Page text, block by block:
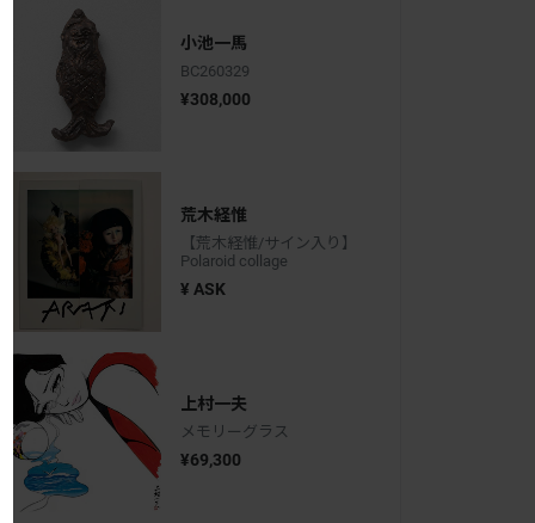
小池一馬
BC260329
¥308,000
荒木経惟
【荒木経惟/サイン入り】
Polaroid collage
¥ ASK
上村一夫
メモリーグラス
¥69,300